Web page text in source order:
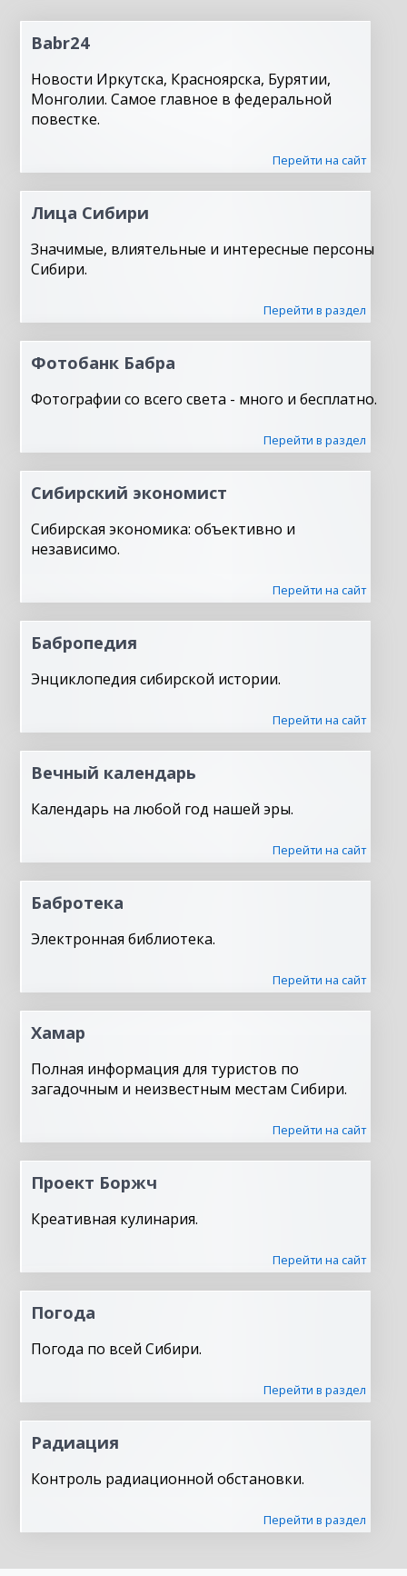
Babr24
Новости Иркутска, Красноярска, Бурятии,
Монголии. Самое главное в федеральной
повестке.
Перейти на сайт
Лица Сибири
Значимые, влиятельные и интересные персоны
Сибири.
Перейти в раздел
Фотобанк Бабра
Фотографии со всего света - много и бесплатно.
Перейти в раздел
Сибирский экономист
Сибирская экономика: объективно и
независимо.
Перейти на сайт
Бабропедия
Энциклопедия сибирской истории.
Перейти на сайт
Вечный календарь
Календарь на любой год нашей эры.
Перейти на сайт
Бабротека
Электронная библиотека.
Перейти на сайт
Хамар
Полная информация для туристов по
загадочным и неизвестным местам Сибири.
Перейти на сайт
Проект Боржч
Креативная кулинария.
Перейти на сайт
Погода
Погода по всей Сибири.
Перейти в раздел
Радиация
Контроль радиационной обстановки.
Перейти в раздел